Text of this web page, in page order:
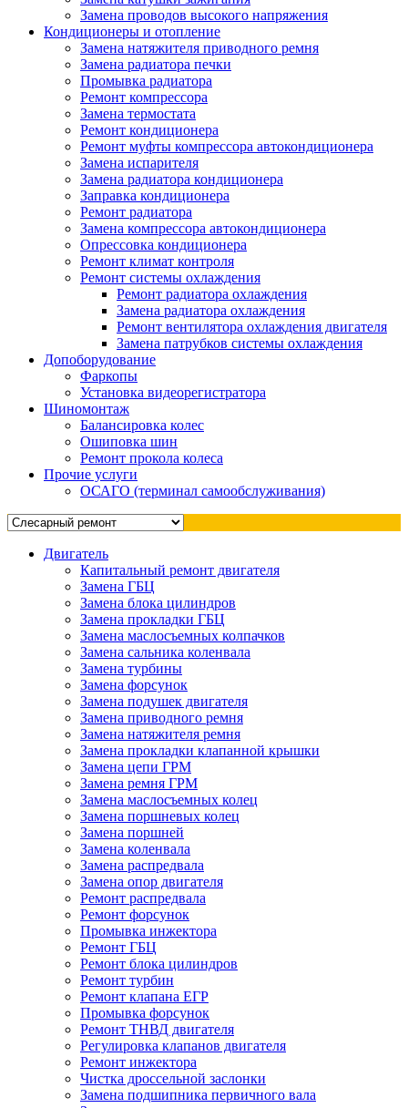
Замена проводов высокого напряжения
Кондиционеры и отопление
Замена натяжителя приводного ремня
Замена радиатора печки
Промывка радиатора
Ремонт компрессора
Замена термостата
Ремонт кондиционера
Ремонт муфты компрессора автокондиционера
Замена испарителя
Замена радиатора кондиционера
Заправка кондиционера
Ремонт радиатора
Замена компрессора автокондиционера
Опрессовка кондиционера
Ремонт климат контроля
Ремонт системы охлаждения
Ремонт радиатора охлаждения
Замена радиатора охлаждения
Ремонт вентилятора охлаждения двигателя
Замена патрубков системы охлаждения
Допоборудование
Фаркопы
Установка видеорегистратора
Шиномонтаж
Балансировка колес
Ошиповка шин
Ремонт прокола колеса
Прочие услуги
ОСАГО (терминал самообслуживания)
Двигатель
Капитальный ремонт двигателя
Замена ГБЦ
Замена блока цилиндров
Замена прокладки ГБЦ
Замена маслосъемных колпачков
Замена сальника коленвала
Замена турбины
Замена форсунок
Замена подушек двигателя
Замена приводного ремня
Замена натяжителя ремня
Замена прокладки клапанной крышки
Замена цепи ГРМ
Замена ремня ГРМ
Замена маслосъемных колец
Замена поршневых колец
Замена поршней
Замена коленвала
Замена распредвала
Замена опор двигателя
Ремонт распредвала
Ремонт форсунок
Промывка инжектора
Ремонт ГБЦ
Ремонт блока цилиндров
Ремонт турбин
Ремонт клапана ЕГР
Промывка форсунок
Ремонт ТНВД двигателя
Регулировка клапанов двигателя
Ремонт инжектора
Чистка дроссельной заслонки
Замена подшипника первичного вала